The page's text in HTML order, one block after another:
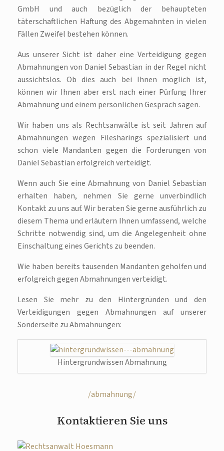
GmbH und auch bezüglich der behaupteten
täterschaftlichen Haftung des Abgemahnten in vielen
Fällen Zweifel bestehen können.
Aus unserer Sicht ist daher eine Verteidigung gegen
Abmahnungen von Daniel Sebastian in der Regel nicht
aussichtslos. Ob dies auch bei Ihnen möglich ist,
können wir Ihnen aber erst nach einer Pürfung Ihrer
Abmahnung und einem persönlichen Gespräch sagen.
Wir haben uns als Rechtsanwälte ist seit Jahren auf
Abmahnungen wegen Filesharings spezialisiert und
schon viele Mandanten gegen die Forderungen von
Daniel Sebastian erfolgreich verteidigt.
Wenn auch Sie eine Abmahnung von Daniel Sebastian
erhalten haben, nehmen Sie gerne unverbindlich
Kontakt zu uns auf. Wir beraten Sie gerne ausführlich zu
diesem Thema und erläutern Ihnen umfassend, welche
Schritte notwendig sind, um die Angelegenheit ohne
Einschaltung eines Gerichts zu beenden.
Wie haben bereits tausenden Mandanten geholfen und
erfolgreich gegen Abmahnungen verteidigt.
Lesen Sie mehr zu den Hintergründen und den
Verteidigungen gegen Abmahnungen auf unserer
Sonderseite zu Abmahnungen:
Hintergrundwissen Abmahnung
/abmahnung/
Kontaktieren Sie uns